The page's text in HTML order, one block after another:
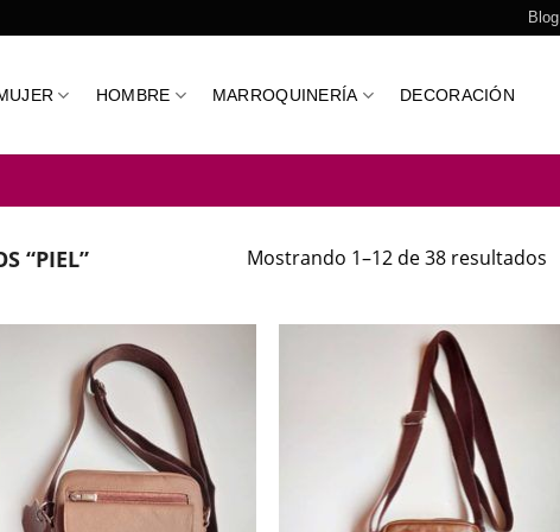
Blog
HOMBRE MARROQUINERÍA DECORACIÓN
“PIEL” Mostrando 1–12 de 38 resultados